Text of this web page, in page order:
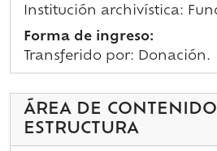
Institución archivística:
Forma de ingreso:
Transferido por: Donación.
ÁREA DE
ESTRUCTURA